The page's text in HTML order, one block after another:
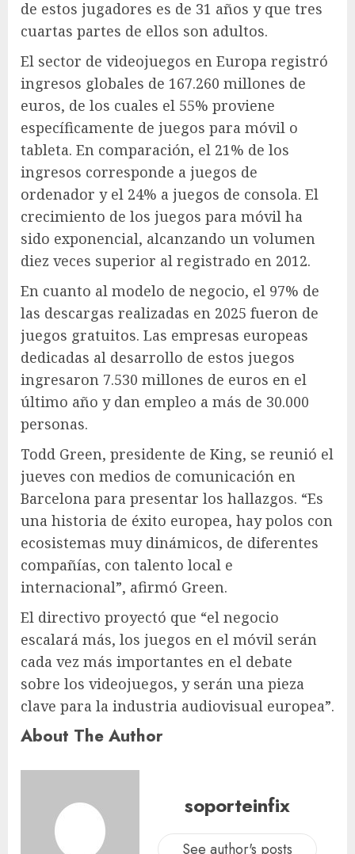
de estos jugadores es de 31 años y que tres
cuartas partes de ellos son adultos.
El sector de videojuegos en Europa registró
ingresos globales de 167.260 millones de
euros, de los cuales el 55% proviene
específicamente de juegos para móvil o
tableta. En comparación, el 21% de los
ingresos corresponde a juegos de
ordenador y el 24% a juegos de consola. El
crecimiento de los juegos para móvil ha
sido exponencial, alcanzando un volumen
diez veces superior al registrado en 2012.
En cuanto al modelo de negocio, el 97% de
las descargas realizadas en 2025 fueron de
juegos gratuitos. Las empresas europeas
dedicadas al desarrollo de estos juegos
ingresaron 7.530 millones de euros en el
último año y dan empleo a más de 30.000
personas.
Todd Green, presidente de King, se reunió el
jueves con medios de comunicación en
Barcelona para presentar los hallazgos. “Es
una historia de éxito europea, hay polos con
ecosistemas muy dinámicos, de diferentes
compañías, con talento local e
internacional”, afirmó Green.
El directivo proyectó que “el negocio
escalará más, los juegos en el móvil serán
cada vez más importantes en el debate
sobre los videojuegos, y serán una pieza
clave para la industria audiovisual europea”.
About The Author
soporteinfix
See author's posts